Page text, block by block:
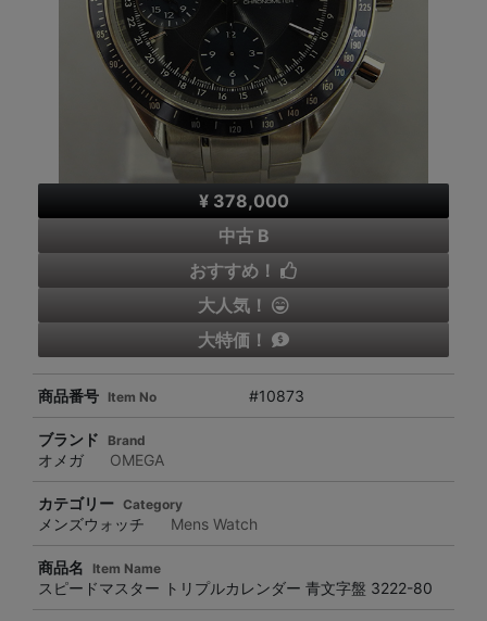
¥ 378,000
中古 B
おすすめ！
大人気！
大特価！
商品番号 Item No #10873
ブランド Brand
オメガ OMEGA
カテゴリー Category
メンズウォッチ Mens Watch
商品名 Item Name
スピードマスター トリプルカレンダー 青文字盤 3222-80